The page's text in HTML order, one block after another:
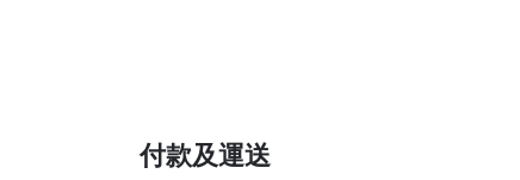
付款及運送